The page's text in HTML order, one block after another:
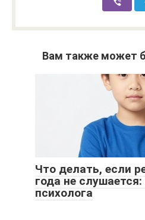
Вам также может
Что делать, если
года не
психолога